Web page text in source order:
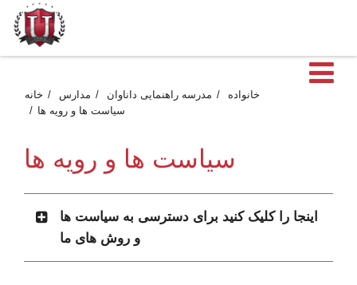
خانه مدارس مدرسه راهنمایی داناوان
خانواده
سیاست ها و رویه ها
سیاست ها و رویه ها
اینجا را کلیک کنید برای دسترسی به سیاست ها
و روش های ما